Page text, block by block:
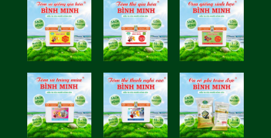
Hóa Bình
Minh
Học Bình
Minh